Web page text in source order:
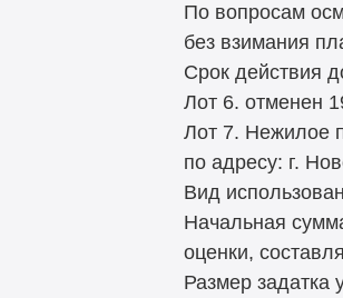
По вопросам
без взимания
Срок действия
Лот 6. отменен
Лот 7. Нежилое
по адресу: г.
Вид
Начальная
оценки,
Размер задатка